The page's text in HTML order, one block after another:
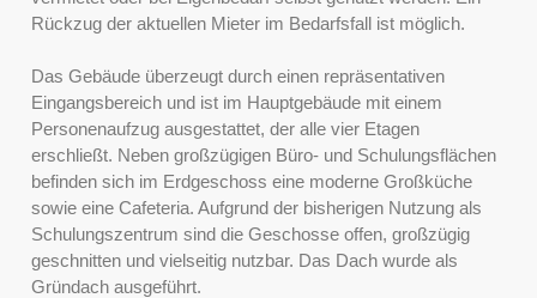
Rückzug der aktuellen Mieter im Bedarfsfall ist möglich.
Das Gebäude überzeugt durch einen repräsentativen
Eingangsbereich und ist im Hauptgebäude mit einem
Personenaufzug ausgestattet, der alle vier Etagen
erschließt. Neben großzügigen Büro- und Schulungsflächen
befinden sich im Erdgeschoss eine moderne Großküche
sowie eine Cafeteria. Aufgrund der bisherigen Nutzung als
Schulungszentrum sind die Geschosse offen, großzügig
geschnitten und vielseitig nutzbar. Das Dach wurde als
Gründach ausgeführt.